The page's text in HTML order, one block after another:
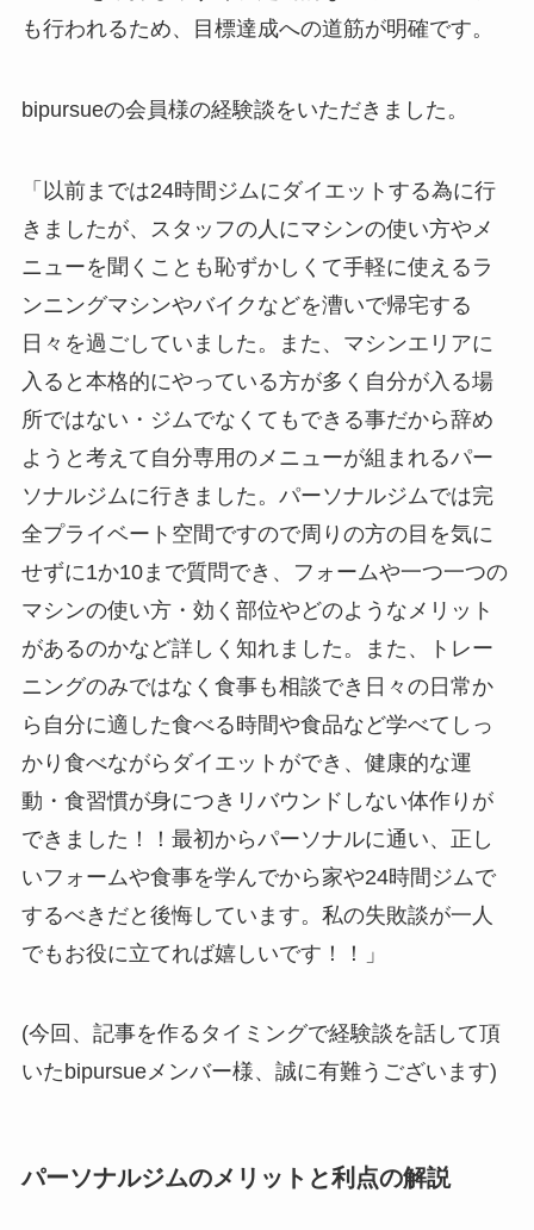
も行われるため、目標達成への道筋が明確です。
bipursueの会員様の経験談をいただきました。
「以前までは24時間ジムにダイエットする為に行
きましたが、スタッフの人にマシンの使い方やメ
ニューを聞くことも恥ずかしくて手軽に使えるラ
ンニングマシンやバイクなどを漕いで帰宅する
日々を過ごしていました。また、マシンエリアに
入ると本格的にやっている方が多く自分が入る場
所ではない・ジムでなくてもできる事だから辞め
ようと考えて自分専用のメニューが組まれるパー
ソナルジムに行きました。パーソナルジムでは完
全プライベート空間ですので周りの方の目を気に
せずに1か10まで質問でき、フォームや一つ一つの
マシンの使い方・効く部位やどのようなメリット
があるのかなど詳しく知れました。また、トレー
ニングのみではなく食事も相談でき日々の日常か
ら自分に適した食べる時間や食品など学べてしっ
かり食べながらダイエットができ、健康的な運
動・食習慣が身につきリバウンドしない体作りが
できました！！最初からパーソナルに通い、正し
いフォームや食事を学んでから家や24時間ジムで
するべきだと後悔しています。私の失敗談が一人
でもお役に立てれば嬉しいです！！」
(今回、記事を作るタイミングで経験談を話して頂
いたbipursueメンバー様、誠に有難うございます)
パーソナルジムのメリットと利点の解説